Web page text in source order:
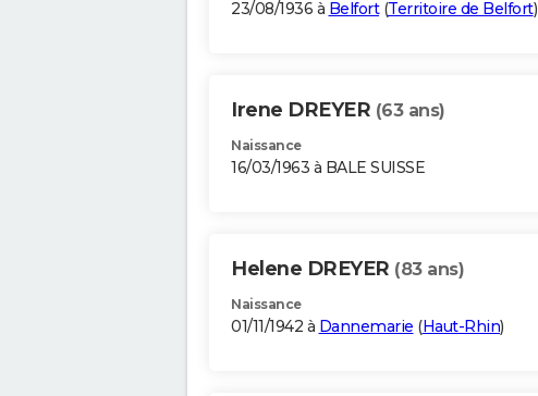
23/08/1936 à Belfort(Territoire de Belfort)
Irene DREYER (63 ans)
Naissance
16/03/1963 à BALE SUISSE
Helene DREYER (83 ans)
Naissance
01/11/1942 à Dannemarie (Haut-Rhin)